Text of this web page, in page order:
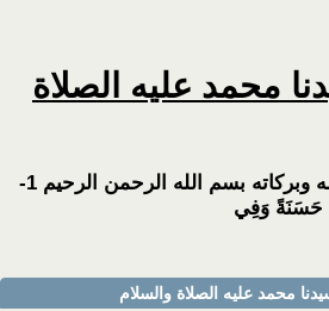
محمد عليه الصلاة
السلام عليكم ورحمة الله وبركاته بسم الله الرحمن الرحيم 1-
حَسَنَةً وَفِي
محمد عليه الصلاة والسلام